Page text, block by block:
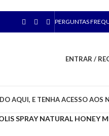
PERGUNTAS
ENTRAR /
AQUI, E TENHA ACESSO AOS
SPRAY NATURAL HONEY